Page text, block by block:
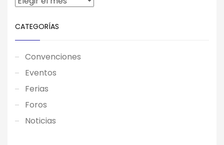
CATEGORÍAS
Convenciones
Eventos
Ferias
Foros
Noticias